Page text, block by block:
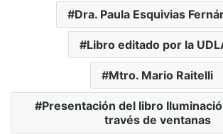
Dra. Paula Esquivias
Libro editado por la
Mtro. Mario Raitelli
Presentación del libro
través de ventanas